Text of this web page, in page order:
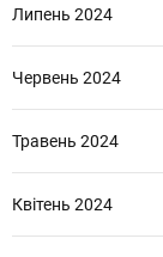
Липень 2024
Червень 2024
Травень 2024
Квітень 2024